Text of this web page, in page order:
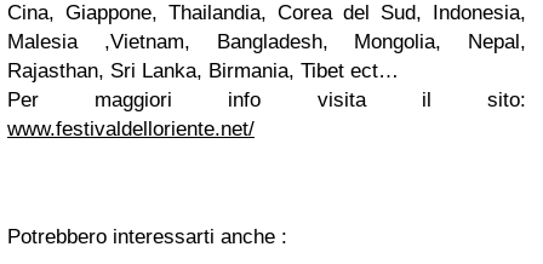
Cina, Giappone, Thailandia, Corea del Sud, Indonesia,
Malesia ,Vietnam, Bangladesh, Mongolia, Nepal,
Rajasthan, Sri Lanka, Birmania, Tibet ect…
Per maggiori info visita il sito:
www.festivaldelloriente.net/
Potrebbero interessarti anche :